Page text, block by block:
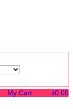
My Cart ₫0.00